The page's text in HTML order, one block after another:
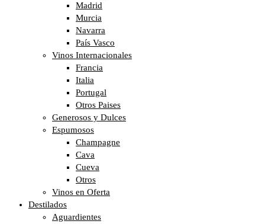
Madrid
Murcia
Navarra
País Vasco
Vinos Internacionales
Francia
Italia
Portugal
Otros Paises
Generosos y Dulces
Espumosos
Champagne
Cava
Cueva
Otros
Vinos en Oferta
Destilados
Aguardientes